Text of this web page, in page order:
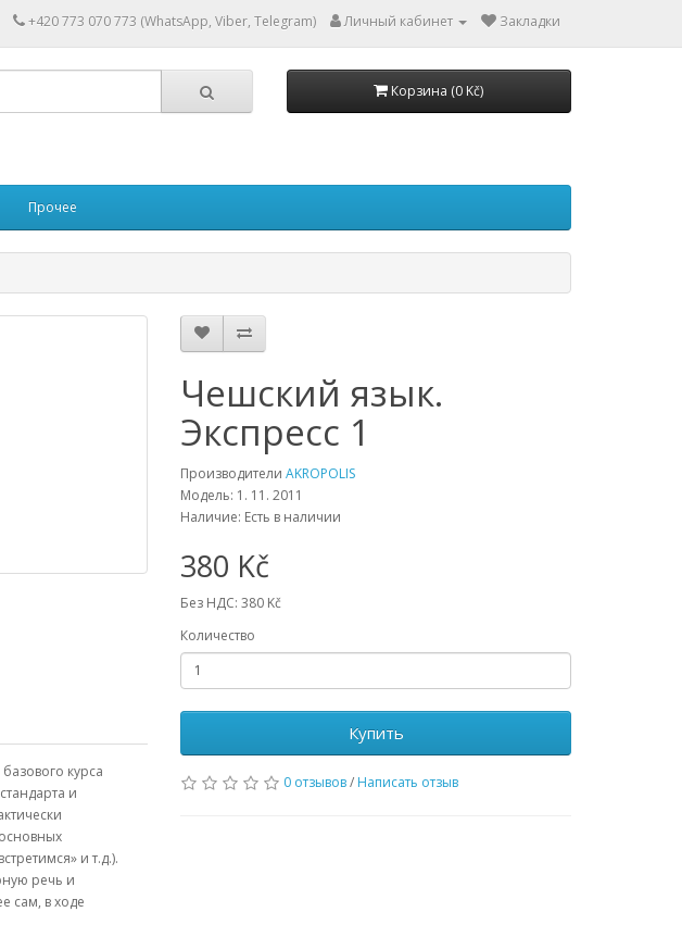
+420 773 070 773 (WhatsApp, Viber, Telegram) Личный кабинет Закладки
Корзина (0 Kč)
Прочее
курса
и
и т.д.).
речь и
сам, в ходе
Чешский язык.
Экспресс 1
Производители AKROPOLIS
Модель: 1. 11. 2011
Наличие: Есть в наличии
380 Kč
Без НДС: 380 Kč
Количество
Купить
0 отзывов/ Написать отзыв